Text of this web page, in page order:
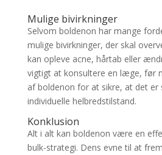
Mulige bivirkninger
Selvom boldenon har mange
mulige bivirkninger, der skal
kan opleve acne, hårtab eller
vigtigt at konsultere en læge, før
af boldenon for at sikre, at det er
individuelle helbredstilstand.
Konklusion
Alt i alt kan boldenon være en
bulk-strategi. Dens evne til at